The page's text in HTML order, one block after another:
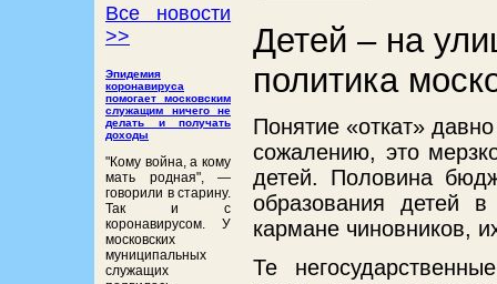
Все новости
>>
Эпидемия
коронавируса
помогает московским
служащим ничего не
делать и получать
доходы
"Кому война, а кому
мать родная", ―
говорили в старину.
Так и с
коронавирусом. У
московских
муниципальных
служащих
Детей – на
политика
Понятие «откат»
сожалению, это
детей. Половина
образования детей
кармане чиновников,
Те